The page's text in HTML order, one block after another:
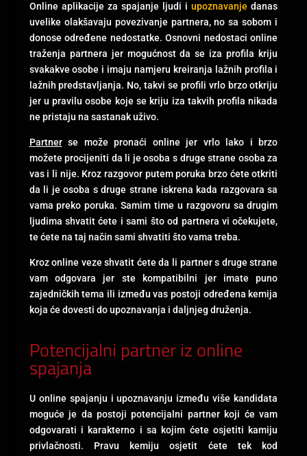
Online aplikacije za spajanje ljudi iupoznavanje danas
uvelike olakšavaju povezivanje partnera, no sa sobom i
donose određene nedostatke. Osnovni nedostaci online
traženja partnera jer mogućnost da se iza profila kriju
svakakve osobe i imaju namjeru kreiranja lažnih profila i
lažnih predstavljanja. No, takvi se profili vrlo brzo otkriju
jer u pravilu osobe koje se kriju iza takvih profila nikada
ne pristaju na sastanak uživo.
Partnerse može pronaći online jer vrlo lako i brzo
možete procijeniti da li je osoba s druge strane osoba za
vas i li nije. Kroz razgovor putem poruka brzo ćete otkriti
da li je osoba s druge strane iskrena kada razgovara sa
vama preko poruka. Samim time u razgovoru sa drugim
ljudima shvatit ćete i sami što od partnera vi očekujete,
te ćete na taj način sami shvatiti što vama treba.
Kroz online veze shvatit ćete da li partner s druge strane
vam odgovara jer ste kompatibilni jer imate puno
zajedničkih tema ili između vas postoji određena kemija
koja će dovesti do upoznavanja i daljnjeg druženja.
Potencijalni partner iz online
spajanja
U online spajanju i upoznavanju između više kandidata
moguće je da postoji potencijalni partner koji će vam
odgovarati i karakterno i sa kojim ćete osjetiti kamiju
privlačnosti. Pravu kemiju osjetit ćete tek kod